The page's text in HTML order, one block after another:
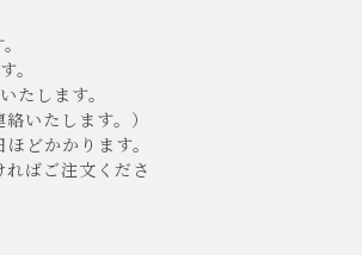
。
たします。
いたします。）
どかかります。
ばご注文くださ